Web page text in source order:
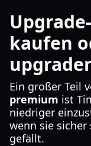
kaufen
Ein großer Teil
premium ist
niedriger
wenn sie sicher
gefällt.